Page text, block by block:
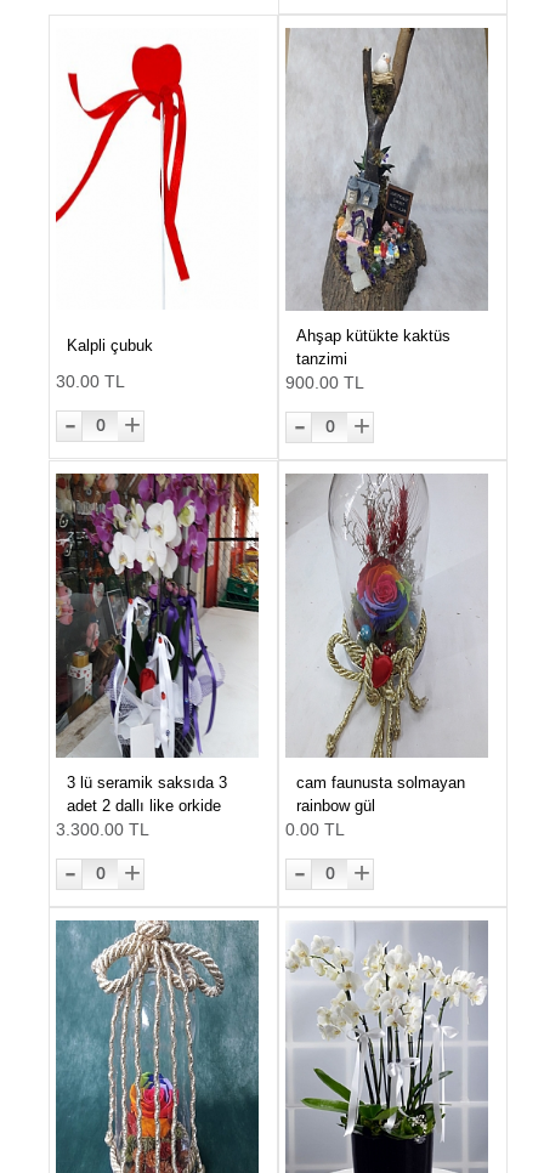
Kalpli çubuk
30.00 TL
- 0 +
Ahşap kütükte kaktüs
tanzimi
900.00 TL
- 0 +
3 lü seramik saksıda 3
adet 2 dallı like orkide
3.300.00 TL
- 0 +
cam faunusta solmayan
rainbow gül
0.00 TL
- 0 +